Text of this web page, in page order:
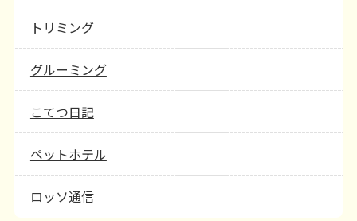
トリミング
グルーミング
こてつ日記
ペットホテル
ロッソ通信